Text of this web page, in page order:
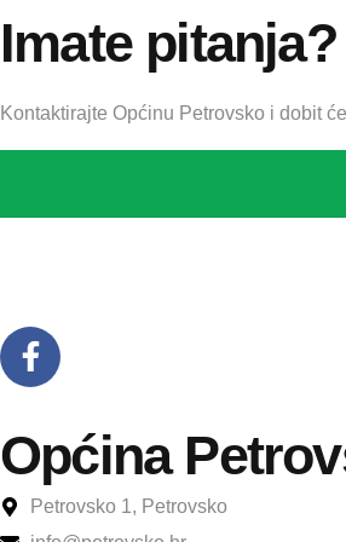
Imate pitanja?
Kontaktirajte Općinu Petrovsko i dobit
Općina
Petrovsko 1, Petrovsko